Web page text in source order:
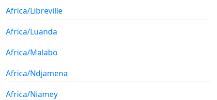
Africa/Libreville
Africa/Luanda
Africa/Malabo
Africa/Ndjamena
Africa/Niamey